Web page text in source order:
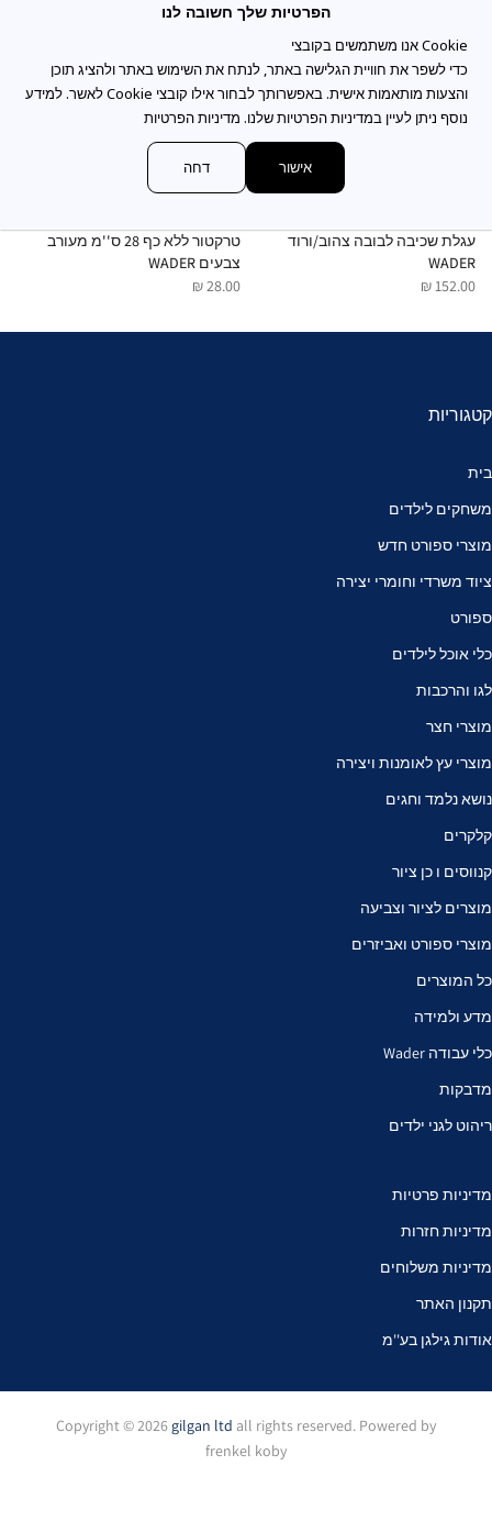
עגלת שכיבה לבובה צהוב/ורוד
WADER
152.00 ₪
טרקטור ללא כף 28 ס''מ מעורב
צבעים WADER
28.00 ₪
קטגוריות
בית
משחקים לילדים
מוצרי ספורט חדש
ציוד משרדי וחומרי יצירה
ספורט
כלי אוכל לילדים
לגו והרכבות
מוצרי חצר
מוצרי עץ לאומנות ויצירה
נושא נלמד וחגים
קלקרים
קנווסים ו כן ציור
מוצרים לציור וצביעה
מוצרי ספורט ואביזרים
כל המוצרים
מדע ולמידה
כלי עבודה Wader
מדבקות
ריהוט לגני ילדים
מדיניות פרטיות
מדיניות חזרות
מדיניות משלוחים
תקנון האתר
אודות גילגן בע''מ
Copyright © 2026 gilgan ltd all rights reserved. Powered by
frenkel koby
הפרטיות שלך חשובה לנו
כדי לשפר את חוויית הגלישה באתר, לנתח את השימוש באתר ולהציג תוכן
והצעות מותאמות אישית. באפשרותך לבחור אילו קובצי Cookie לאשר. למידע
נוסף ניתן לעיין במדיניות הפרטיות שלנו. מדיניות הפרטיות
אישור דחה